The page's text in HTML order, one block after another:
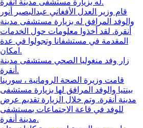
قام وزير العدل الأفغاني عبدالبصير أنور
والوفد المرافق له بزيارة مستشفى مدينة
أنقرة. لقد أخذوا معلومات حول الخدمات
المقدمة في مستشفانا وتجولوا في عدة
امكان.
زار وفد منغوليا الصحي مستشفى مدينة
أنقرة.
قامت وزيرة الصحة الرومانية ، سورينا
بينتيا والوفد المرافق لها بزيارة مستشفى
مدينة أنقرة. وتم خلال الزيارة تقديم عرض
للوفد في قاعة الاجتماعات بمستشفى
مدينة أنقرة.